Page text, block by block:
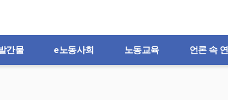
간물 e노동사회 노동교육 언론 속